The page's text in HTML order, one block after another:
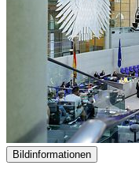
Bildinformationen